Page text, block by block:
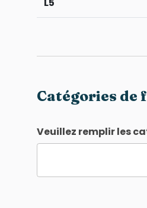
Catégories de
Veuillez remplir les